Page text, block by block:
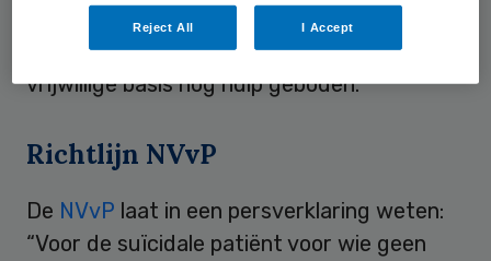
zelfdoding. Na het opheffen van de
vrijheidsbeperkende maatregelen wordt op
vrijwillige basis nog hulp geboden.
Richtlijn NVvP
De NVvP laat in een persverklaring weten:
“Voor de suïcidale patiënt voor wie geen
Reject All I Accept